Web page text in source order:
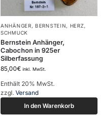
ANHÄNGER, BERNSTEIN, HERZ,
SCHMUCK
Bernstein Anhänger,
Cabochon in 925er
Silberfassung
85,00€ inkl. MwSt.
Enthält 20% MwSt.
zzgl. Versand
In den Warenkorb